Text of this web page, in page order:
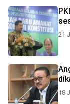
21
18